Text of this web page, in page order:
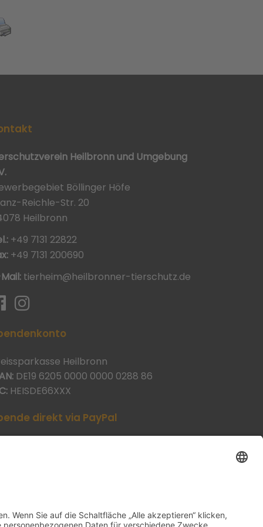
Heilbronn und Umgebung
Böllinger Höfe
Reichle-Str. 20
Heilbronn
+49 7131 22822
+49 7131 200690
tierheim@heilbronner-tierschutz.de
Heilbronn
DE19 6205 0000 0000 0288 86
HEISDE66XXX
direkt via PayPal